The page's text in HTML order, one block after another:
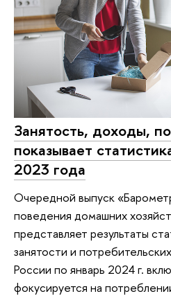
Занятость, доходы,
показывает
2023 года
Очередной выпуск
поведения домашних
представляет результаты
занятости и
России по январь 2024 г.
фокусируется на